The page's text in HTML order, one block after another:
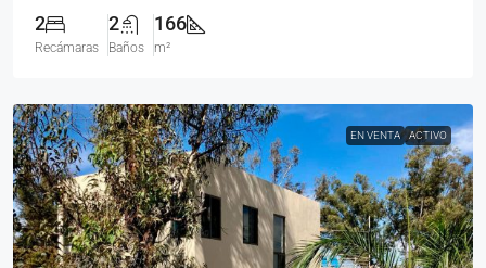
2
Recámaras
2
Baños
166
m²
EN VENTA ACTIVO